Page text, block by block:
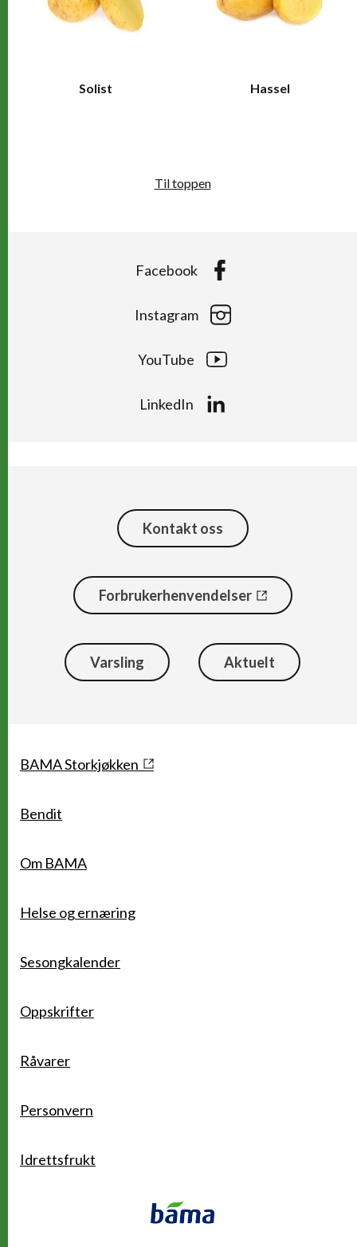
Solist Hassel
Til toppen
Facebook
Instagram
YouTube
LinkedIn
Kontakt oss
Forbrukerhenvendelser
Varsling Aktuelt
Snarveier
BAMA Storkjøkken
Bendit
Om BAMA
Helse og ernæring
Sesongkalender
Oppskrifter
Råvarer
Personvern
Idrettsfrukt